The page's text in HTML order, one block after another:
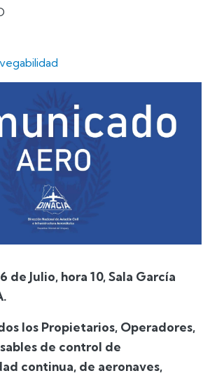
de Julio, hora 10, Sala García
los Propietarios, Operadores,
de control de
continua, de aeronaves,